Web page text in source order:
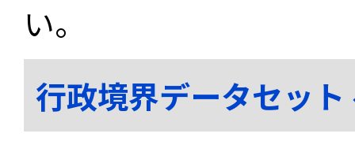
い。
行政境界データセッ